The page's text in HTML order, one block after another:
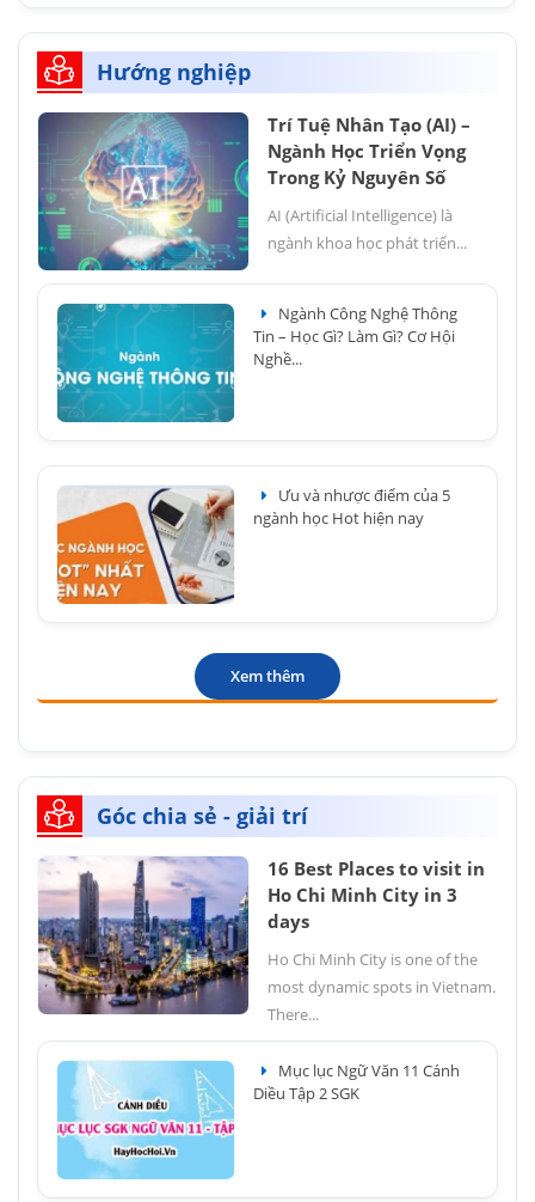
Hướng nghiệp
Trí Tuệ Nhân Tạo (AI) –
Ngành Học Triển Vọng
Trong Kỷ Nguyên Số
AI (Artificial Intelligence) là
ngành khoa học phát triển...
Ngành Công Nghệ Thông
Tin – Học Gì? Làm Gì? Cơ Hội
Nghề...
Ưu và nhược điểm của 5
ngành học Hot hiện nay
Xem thêm
Góc chia sẻ - giải trí
16 Best Places to visit in
Ho Chi Minh City in 3
days
Ho Chi Minh City is one of the
most dynamic spots in Vietnam.
There...
Mục lục Ngữ Văn 11 Cánh
Diều Tập 2 SGK